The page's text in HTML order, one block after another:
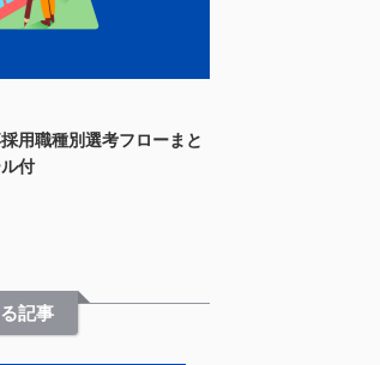
用職種別選考フローまと
付
記事